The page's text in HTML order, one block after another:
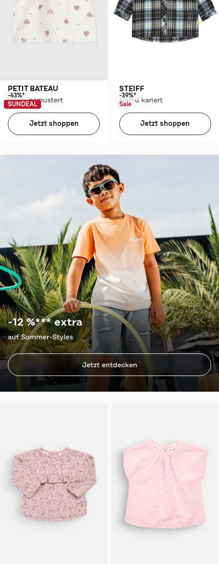
PETIT BATEAU
Bluse gemustert
-43%*
SUNDEAL
Jetzt shoppen
STEIFF
Hemd kariert
-39%*
Sale
Jetzt shoppen
-12 %*** extra
auf Sommer-Styles
Jetzt entdecken